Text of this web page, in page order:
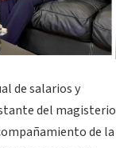
de salarios y
del magisterio
de la